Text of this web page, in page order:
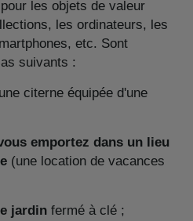
les objets de valeur
les ordinateurs, les
etc. Sont
suivants :
citerne équipée d'une
emportez dans un lieu
(une location de vacances
jardin fermé à clé ;